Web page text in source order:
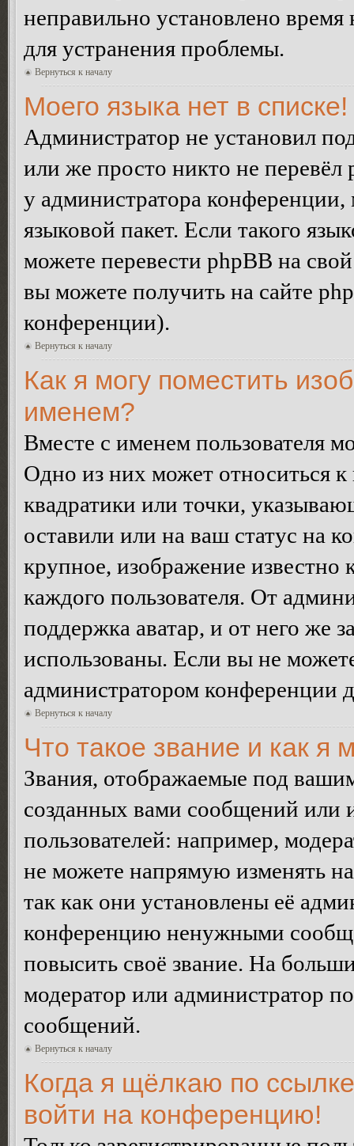
неправильно установлено
для устранения проблемы.
Вернуться к началу
Моего языка нет в списке!
Администратор не установил
или же просто никто не
у администратора
языковой пакет. Если такого
можете перевести phpBB на
вы можете получить на сайте
конференции).
Вернуться к началу
Как я могу поместить
именем?
Вместе с именем пользователя
Одно из них может относиться
квадратики или точки,
оставили или на ваш статус на
крупное, изображение известно
каждого пользователя. От
поддержка аватар, и от него же
использованы. Если вы не
администратором конференции
Вернуться к началу
Что такое звание и как я
Звания, отображаемые под
созданных вами сообщений
пользователей: например,
не можете напрямую изменять
так как они установлены её
конференцию ненужными
повысить своё звание. На
модератор или администратор
сообщений.
Вернуться к началу
Когда я щёлкаю по
войти на конференцию!